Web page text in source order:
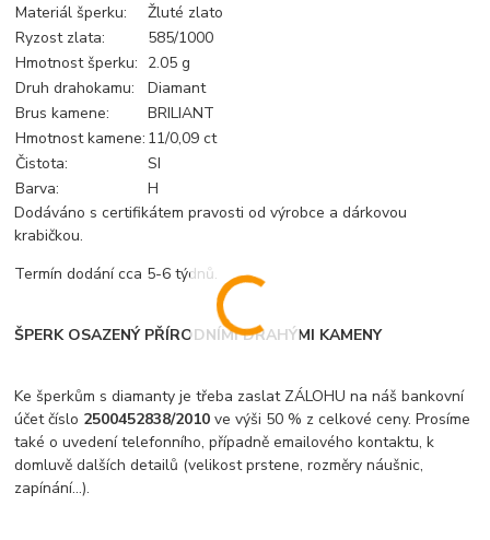
Materiál šperku:
Žluté zlato
Ryzost zlata:
585/1000
Hmotnost šperku: 2.05 g
Druh drahokamu:
Diamant
Brus kamene:
BRILIANT
Hmotnost kamene: 11/0,09 ct
Čistota:
SI
Barva:
H
Dodáváno s certifikátem pravosti od výrobce a dárkovou
krabičkou.
Termín dodání cca 5-6 týdnů.
ŠPERK OSAZENÝ PŘÍRODNÍMI DRAHÝMI KAMENY
Ke šperkům s diamanty je třeba zaslat ZÁLOHU na náš bankovní
účet číslo 2500452838/2010 ve výši 50 % z celkové ceny. Prosíme
také o uvedení telefonního, případně emailového kontaktu, k
domluvě dalších detailů (velikost prstene, rozměry náušnic,
zapínání...).